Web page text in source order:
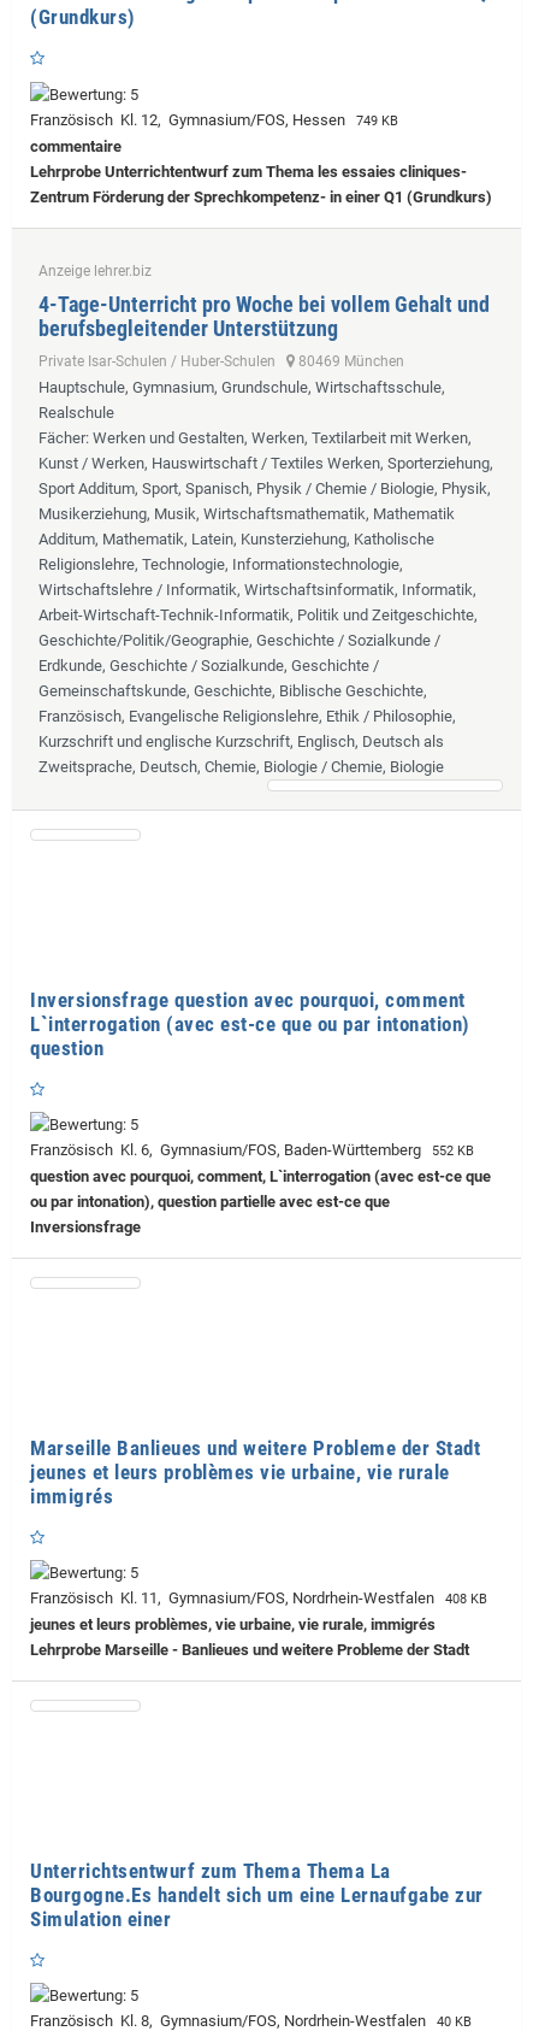
(Grundkurs)
Französisch Kl. 12, Gymnasium/FOS, Hessen 749 KB
commentaire
Lehrprobe Unterrichtentwurf zum Thema les essaies cliniques-
Zentrum Förderung der Sprechkompetenz- in einer Q1 (Grundkurs)
Anzeige lehrer.biz
4-Tage-Unterricht pro Woche bei vollem Gehalt und
berufsbegleitender Unterstützung
Private Isar-Schulen / Huber-Schulen 80469 München
Hauptschule, Gymnasium, Grundschule, Wirtschaftsschule,
Realschule
Fächer: Werken und Gestalten, Werken, Textilarbeit mit Werken,
Kunst / Werken, Hauswirtschaft / Textiles Werken, Sporterziehung,
Sport Additum, Sport, Spanisch, Physik / Chemie / Biologie, Physik,
Musikerziehung, Musik, Wirtschaftsmathematik, Mathematik
Additum, Mathematik, Latein, Kunsterziehung, Katholische
Religionslehre, Technologie, Informationstechnologie,
Wirtschaftslehre / Informatik, Wirtschaftsinformatik, Informatik,
Arbeit-Wirtschaft-Technik-Informatik, Politik und Zeitgeschichte,
Geschichte/Politik/Geographie, Geschichte / Sozialkunde /
Erdkunde, Geschichte / Sozialkunde, Geschichte /
Gemeinschaftskunde, Geschichte, Biblische Geschichte,
Französisch, Evangelische Religionslehre, Ethik / Philosophie,
Kurzschrift und englische Kurzschrift, Englisch, Deutsch als
Zweitsprache, Deutsch, Chemie, Biologie / Chemie, Biologie
Inversionsfrage question avec pourquoi, comment
L`interrogation (avec est-ce que ou par intonation)
question
Französisch Kl. 6, Gymnasium/FOS, Baden-Württemberg 552 KB
question avec pourquoi, comment, L`interrogation (avec est-ce que
ou par intonation), question partielle avec est-ce que
Inversionsfrage
Marseille Banlieues und weitere Probleme der Stadt
jeunes et leurs problèmes vie urbaine, vie rurale
immigrés
Französisch Kl. 11, Gymnasium/FOS, Nordrhein-Westfalen 408 KB
jeunes et leurs problèmes, vie urbaine, vie rurale, immigrés
Lehrprobe Marseille - Banlieues und weitere Probleme der Stadt
Unterrichtsentwurf zum Thema Thema La
Bourgogne.Es handelt sich um eine Lernaufgabe zur
Simulation einer
Französisch Kl. 8, Gymnasium/FOS, Nordrhein-Westfalen 40 KB